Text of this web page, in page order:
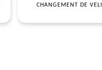
CHANGEMENT DE